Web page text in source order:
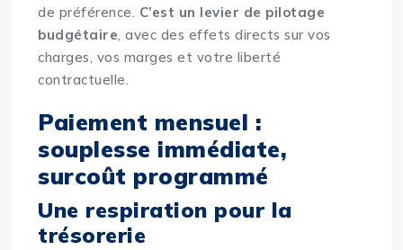
de préférence. C’est un levier de pilotage
budgétaire, avec des effets directs sur vos
charges, vos marges et votre liberté
contractuelle.
Paiement mensuel :
souplesse immédiate,
surcoût programmé
Une respiration pour la
trésorerie